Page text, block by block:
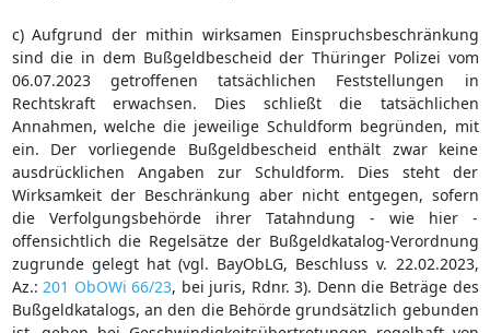
c) Aufgrund der mithin wirksamen Einspruchsbeschränkung
sind die in dem Bußgeldbescheid der Thüringer Polizei vom
06.07.2023 getroffenen tatsächlichen Feststellungen in
Rechtskraft erwachsen. Dies schließt die tatsächlichen
Annahmen, welche die jeweilige Schuldform begründen, mit
ein. Der vorliegende Bußgeldbescheid enthält zwar keine
ausdrücklichen Angaben zur Schuldform. Dies steht der
Wirksamkeit der Beschränkung aber nicht entgegen, sofern
die Verfolgungsbehörde ihrer Tatahndung - wie hier -
offensichtlich die Regelsätze der Bußgeldkatalog-Verordnung
zugrunde gelegt hat (vgl. BayObLG, Beschluss v. 22.02.2023,
Az.: 201 ObOWi 66/23, bei juris, Rdnr. 3). Denn die Beträge des
Bußgeldkatalogs, an den die Behörde grundsätzlich gebunden